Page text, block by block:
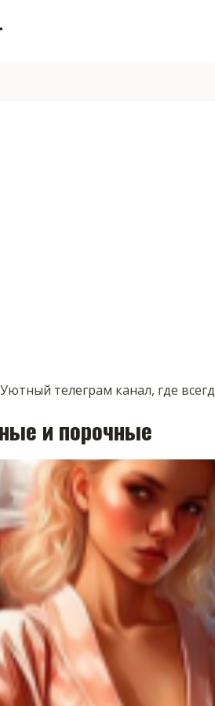
Уютный телеграм канал, где
и порочные